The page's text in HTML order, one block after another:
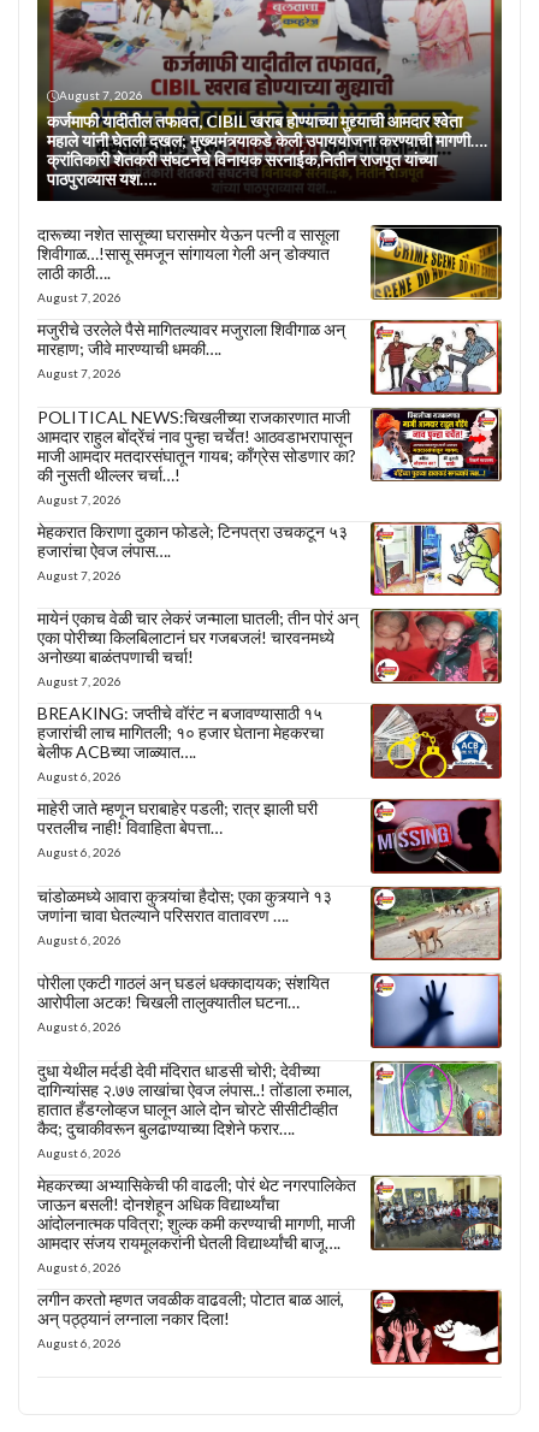
August 7, 2026
कर्जमाफी यादीतील तफावत, CIBIL खराब होण्याच्या मुद्द्याची आमदार श्वेता
महाले यांनी घेतली दखल; मुख्यमंत्र्याकडे केली उपाययोजना करण्याची मागणी….
क्रांतिकारी शेतकरी संघटनेचे विनायक सरनाईक,नितीन राजपूत यांच्या
पाठपुराव्यास यश….
दारूच्या नशेत सासूच्या घरासमोर येऊन पत्नी व सासूला
शिवीगाळ…!सासू समजून सांगायला गेली अन् डोक्यात
लाठी काठी….
August 7, 2026
मजुरीचे उरलेले पैसे मागितल्यावर मजुराला शिवीगाळ अन्
मारहाण; जीवे मारण्याची धमकी….
August 7, 2026
POLITICAL NEWS:चिखलीच्या राजकारणात माजी
आमदार राहुल बोंद्रेंचं नाव पुन्हा चर्चेत! आठवडाभरापासून
माजी आमदार मतदारसंघातून गायब; काँग्रेस सोडणार का?
की नुसती थील्लर चर्चा…!
August 7, 2026
मेहकरात किराणा दुकान फोडले; टिनपत्रा उचकटून ५३
हजारांचा ऐवज लंपास….
August 7, 2026
मायेनं एकाच वेळी चार लेकरं जन्माला घातली; तीन पोरं अन्
एका पोरीच्या किलबिलाटानं घर गजबजलं! चारवनमध्ये
अनोख्या बाळंतपणाची चर्चा!
August 7, 2026
BREAKING: जप्तीचे वॉरंट न बजावण्यासाठी १५
हजारांची लाच मागितली; १० हजार घेताना मेहकरचा
बेलीफ ACBच्या जाळ्यात….
August 6, 2026
माहेरी जाते म्हणून घराबाहेर पडली; रात्र झाली घरी
परतलीच नाही! विवाहिता बेपत्ता…
August 6, 2026
चांडोळमध्ये आवारा कुत्र्यांचा हैदोस; एका कुत्र्याने १३
जणांना चावा घेतल्याने परिसरात वातावरण ….
August 6, 2026
पोरीला एकटी गाठलं अन् घडलं धक्कादायक; संशयित
आरोपीला अटक! चिखली तालुक्यातील घटना…
August 6, 2026
दुधा येथील मर्दडी देवी मंदिरात धाडसी चोरी; देवीच्या
दागिन्यांसह २.७७ लाखांचा ऐवज लंपास..! तोंडाला रुमाल,
हातात हँडग्लोव्हज घालून आले दोन चोरटे सीसीटीव्हीत
कैद; दुचाकीवरून बुलढाण्याच्या दिशेने फरार….
August 6, 2026
मेहकरच्या अभ्यासिकेची फी वाढली; पोरं थेट नगरपालिकेत
जाऊन बसली! दोनशेहून अधिक विद्यार्थ्यांचा
आंदोलनात्मक पवित्रा; शुल्क कमी करण्याची मागणी, माजी
आमदार संजय रायमूलकरांनी घेतली विद्यार्थ्यांची बाजू….
August 6, 2026
लगीन करतो म्हणत जवळीक वाढवली; पोटात बाळ आलं,
अन् पठ्ठ्यानं लग्नाला नकार दिला!
August 6, 2026